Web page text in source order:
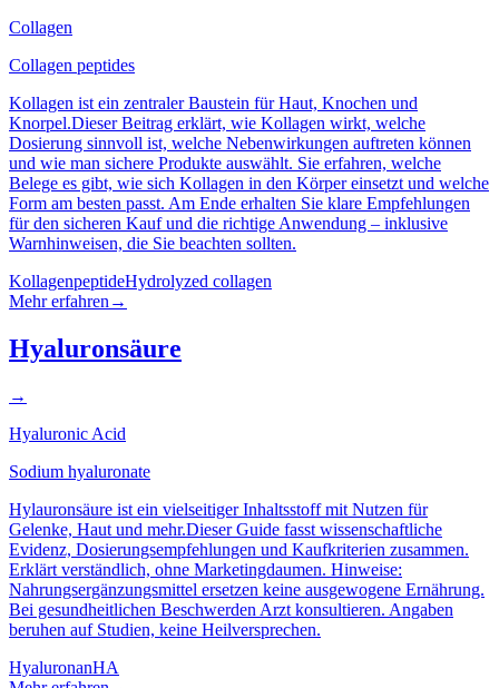
Collagen
Collagen peptides
Kollagen ist ein zentraler Baustein für Haut, Knochen und
Knorpel.Dieser Beitrag erklärt, wie Kollagen wirkt, welche
Dosierung sinnvoll ist, welche Nebenwirkungen auftreten können
und wie man sichere Produkte auswählt. Sie erfahren, welche
Belege es gibt, wie sich Kollagen in den Körper einsetzt und welche
Form am besten passt. Am Ende erhalten Sie klare Empfehlungen
für den sicheren Kauf und die richtige Anwendung – inklusive
Warnhinweisen, die Sie beachten sollten.
KollagenpeptideHydrolyzed collagen
Mehr erfahren →
Hyaluronsäure
→
Hyaluronic Acid
Sodium hyaluronate
Hylauronsäure ist ein vielseitiger Inhaltsstoff mit Nutzen für
Gelenke, Haut und mehr.Dieser Guide fasst wissenschaftliche
Evidenz, Dosierungsempfehlungen und Kaufkriterien zusammen.
Erklärt verständlich, ohne Marketingdaumen. Hinweise:
Nahrungsergänzungsmittel ersetzen keine ausgewogene Ernährung.
Bei gesundheitlichen Beschwerden Arzt konsultieren. Angaben
beruhen auf Studien, keine Heilversprechen.
HyaluronanHA